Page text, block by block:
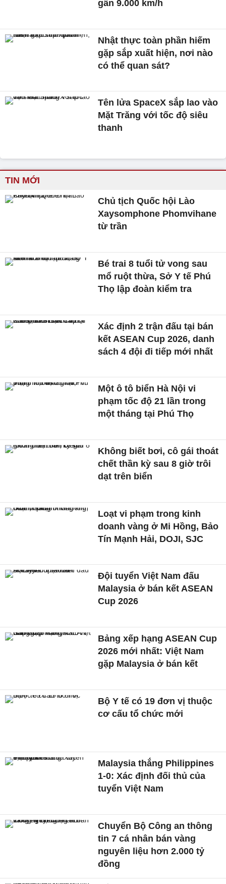
gần 9.000 km/h
Nhật thực toàn phần hiếm
gặp sắp xuất hiện, nơi nào
có thể quan sát?
Tên lửa SpaceX sắp lao vào
Mặt Trăng với tốc độ siêu
thanh
TIN MỚI
Chủ tịch Quốc hội Lào
Xaysomphone Phomvihane
từ trần
Bé trai 8 tuổi tử vong sau
mổ ruột thừa, Sở Y tế Phú
Thọ lập đoàn kiểm tra
Xác định 2 trận đấu tại bán
kết ASEAN Cup 2026, danh
sách 4 đội đi tiếp mới nhất
Một ô tô biển Hà Nội vi
phạm tốc độ 21 lần trong
một tháng tại Phú Thọ
Không biết bơi, cô gái thoát
chết thần kỳ sau 8 giờ trôi
dạt trên biển
Loạt vi phạm trong kinh
doanh vàng ở Mi Hồng, Bảo
Tín Mạnh Hải, DOJI, SJC
Đội tuyển Việt Nam đấu
Malaysia ở bán kết ASEAN
Cup 2026
Bảng xếp hạng ASEAN Cup
2026 mới nhất: Việt Nam
gặp Malaysia ở bán kết
Bộ Y tế có 19 đơn vị thuộc
cơ cấu tổ chức mới
Malaysia thắng Philippines
1-0: Xác định đối thủ của
tuyển Việt Nam
Chuyển Bộ Công an thông
tin 7 cá nhân bán vàng
nguyên liệu hơn 2.000 tỷ
đồng